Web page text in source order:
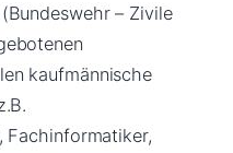
– Zivile
kaufmännische
Fachinformatiker,